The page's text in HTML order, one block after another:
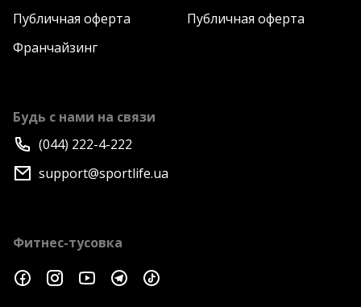
Публичная оферта
Публичная оферта
Франчайзинг
Будь с нами на связи
(044) 222-4-222
support@sportlife.ua
Фитнес-тусовка